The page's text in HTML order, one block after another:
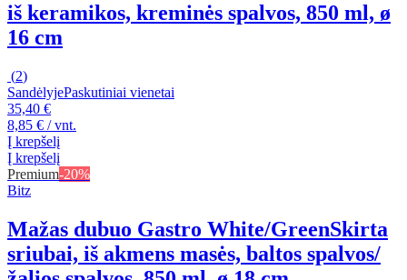
iš keramikos, kreminės spalvos, 850 ml, ø
16 cm
(2)
SandėlyjePaskutiniai vienetai
35,40 €
8,85 € / vnt.
Į krepšelį
Į krepšelį
Premium-20%
Bitz
Mažas dubuo Gastro White/GreenSkirta
sriubai, iš akmens masės, baltos spalvos/